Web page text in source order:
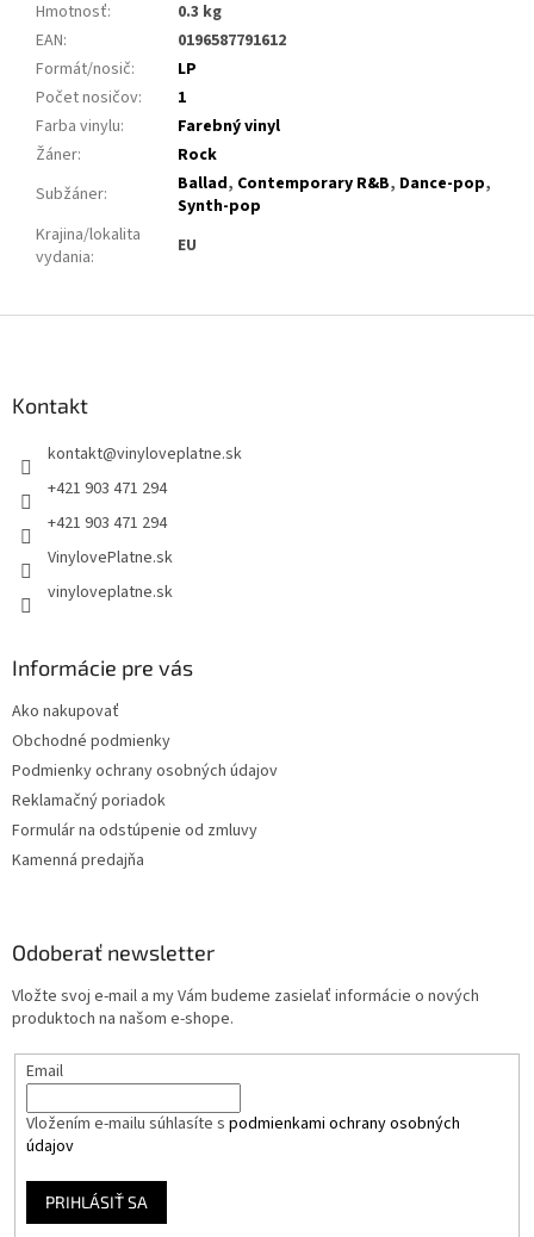
Hmotnosť:
0.3 kg
EAN:
0196587791612
Formát/nosič:
LP
Počet nosičov:
1
Farba vinylu:
Farebný vinyl
Žáner:
Rock
Subžáner: Ballad, Contemporary R&B, Dance-pop,
Synth-pop
Krajina/lokalita
vydania: EU
Kontakt
kontakt@vinyloveplatne.sk
+421 903 471 294
+421 903 471 294
VinylovePlatne.sk
vinyloveplatne.sk
Informácie pre vás
Ako nakupovať
Obchodné podmienky
Podmienky ochrany osobných údajov
Reklamačný poriadok
Formulár na odstúpenie od zmluvy
Kamenná predajňa
Odoberať newsletter
Vložte svoj e-mail a my Vám budeme zasielať informácie o nových
produktoch na našom e-shope.
Email
Vložením e-mailu súhlasíte s podmienkami ochrany osobných
údajov
PRIHLÁSIŤ SA